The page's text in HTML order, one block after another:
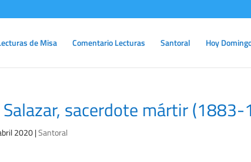
de Misa Comentario Lecturas Santoral Hoy
Salazar, sacerdote mártir
2020|Santoral